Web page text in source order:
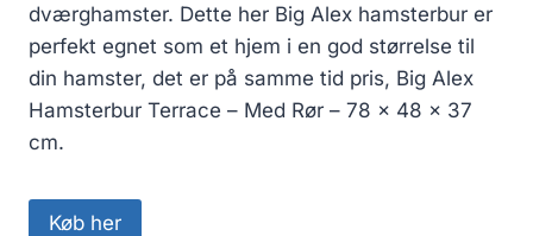
dværghamster. Dette her Big Alex hamsterbur er
perfekt egnet som et hjem i en god størrelse til
din hamster, det er på samme tid pris, Big Alex
Hamsterbur Terrace – Med Rør – 78 x 48 x 37
cm.
Køb her